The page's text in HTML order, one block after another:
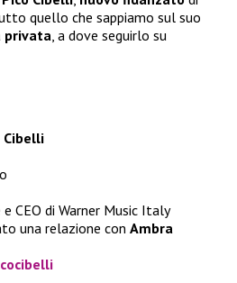
quello che sappiamo sul suo
privata , a dove seguirlo su
Cibelli
CEO di Warner Music Italy
una relazione con Ambra